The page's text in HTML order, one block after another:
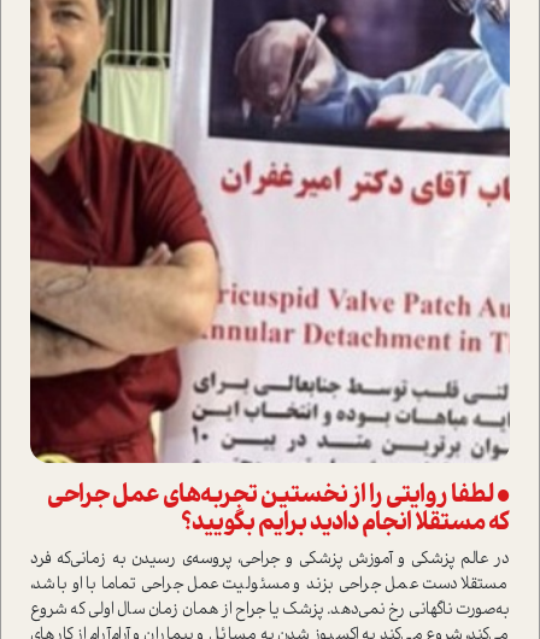
• لطفا روایتی را از نخستین تجربه‌های عمل جراحی
که مستقلا انجام دادید برایم بگویید؟
در عالم پزشکی و آموزش پزشکی و جراحی، پروسه‌ی رسیدن به زمانی‌که فرد
مستقلا دست عمل جراحی بزند و مسئولیت عمل جراحی تماما با او باشد،
به‌صورت ناگهانی رخ نمی‌دهد. پزشک یا جراح از همان زمان سال اولی که شروع